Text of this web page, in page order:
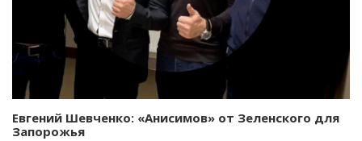
Евгений Шевченко: «Анисимов» от Зеленского для
Запорожья